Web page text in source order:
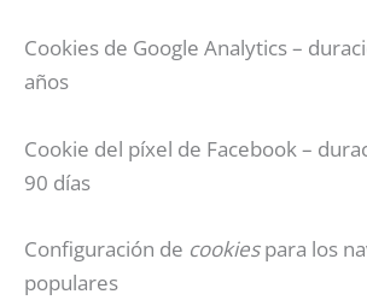
Cookies de Google Analytics –
años
Cookie del píxel de Facebook –
90 días
Configuración de cookiespara los
populares